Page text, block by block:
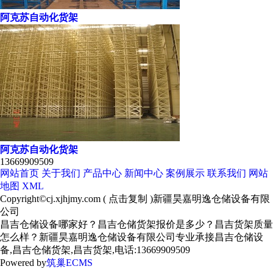
阿克苏自动化货架
阿克苏自动化货架
13669909509
网站首页 关于我们 产品中心 新闻中心 案例展示 联系我们 网站
地图 XML
Copyright©cj.xjhjmy.com ( 点击复制 )新疆昊嘉明逸仓储设备有限
公司
昌吉仓储设备哪家好？昌吉仓储货架报价是多少？昌吉货架质量
怎么样？新疆昊嘉明逸仓储设备有限公司专业承接昌吉仓储设
备,昌吉仓储货架,昌吉货架,电话:13669909509
Powered by筑巢ECMS